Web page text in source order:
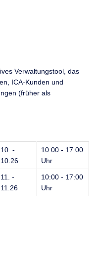
Verwaltungstool, das
ICA-Kunden und
(früher als
-
10:00 - 17:00
Uhr
-
10:00 - 17:00
Uhr